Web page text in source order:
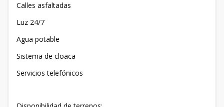
Calles asfaltadas
Luz 24/7
Agua potable
Sistema de cloaca
Servicios telefónicos